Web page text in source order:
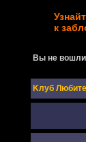
к
Вы не вошли
Kлуб